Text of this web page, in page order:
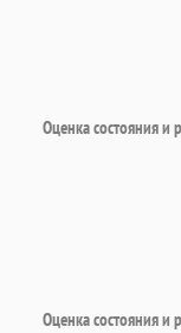
Оценка состояния и
Оценка состояния и